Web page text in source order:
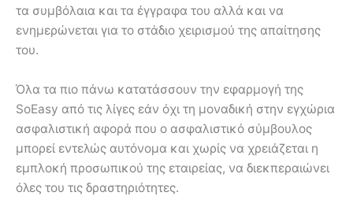
τα συμβόλαια και τα έγγραφα του αλλά και να
ενημερώνεται για το στάδιο χειρισμού της απαίτησης
του.
Όλα τα πιο πάνω κατατάσσουν την εφαρμογή της
SoEasy από τις λίγες εάν όχι τη μοναδική στην εγχώρια
ασφαλιστική αφορά που ο ασφαλιστικό σύμβουλος
μπορεί εντελώς αυτόνομα και χωρίς να χρειάζεται η
εμπλοκή προσωπικού της εταιρείας, να διεκπεραιώνει
όλες του τις δραστηριότητες.